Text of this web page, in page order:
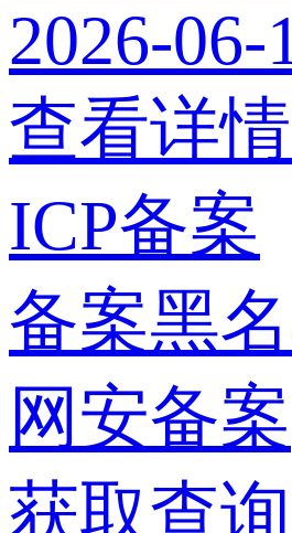
2026-06-
查看详
ICP备案
备案黑
网安备案
获取查